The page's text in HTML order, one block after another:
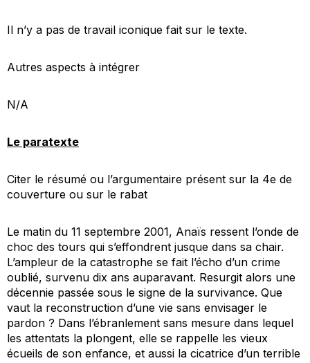
Il n’y a pas de travail iconique fait sur le texte.
Autres aspects à intégrer
N/A
Le paratexte
Citer le résumé ou l’argumentaire présent sur la 4e de
couverture ou sur le rabat
Le matin du 11 septembre 2001, Anaïs ressent l’onde de
choc des tours qui s’effondrent jusque dans sa chair.
L’ampleur de la catastrophe se fait l’écho d’un crime
oublié, survenu dix ans auparavant. Resurgit alors une
décennie passée sous le signe de la survivance. Que
vaut la reconstruction d’une vie sans envisager le
pardon ? Dans l’ébranlement sans mesure dans lequel
les attentats la plongent, elle se rappelle les vieux
écueils de son enfance, et aussi la cicatrice d’un terrible